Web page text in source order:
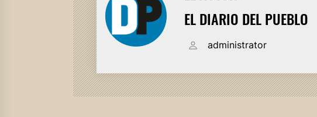
EL DIARIO DEL PUEBLO
administrator